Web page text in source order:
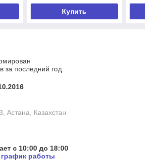
Купить
за последний год
Астана, Казахстан
с 10:00 до 18:00
график работы